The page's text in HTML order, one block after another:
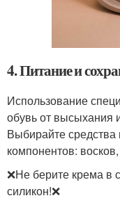
4. Питание и
Использование
обувь от высыхания
Выбирайте
компонентов:
❌Не берите крема в
силикон!❌